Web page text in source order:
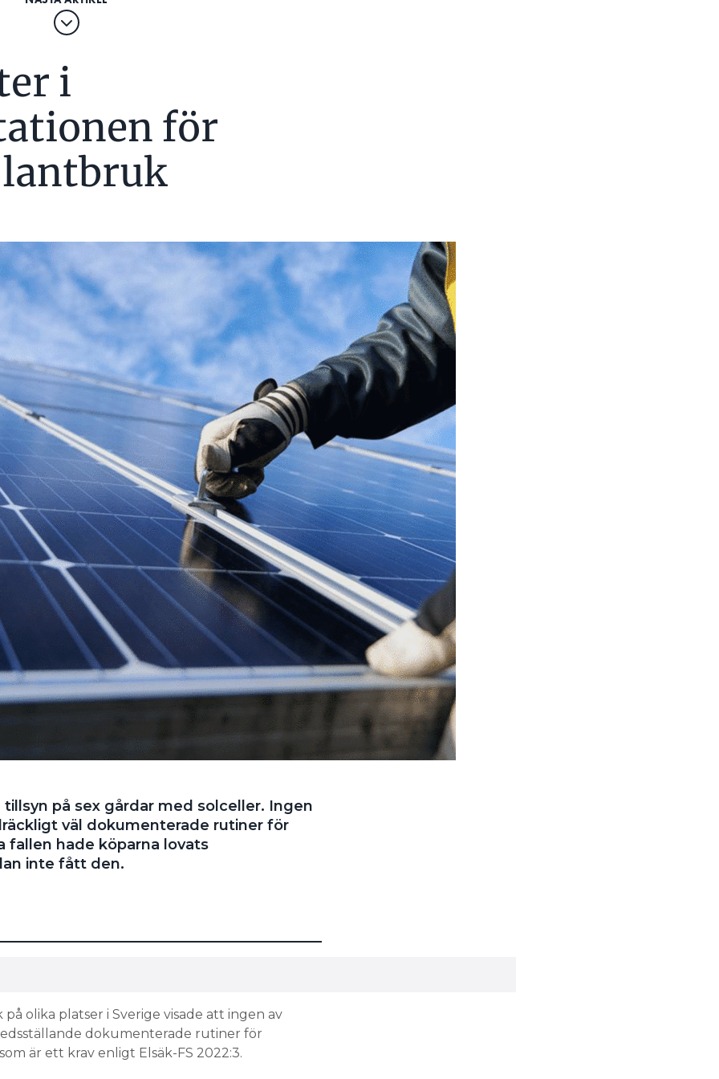
i
för
på sex gårdar med solceller. Ingen
väl dokumenterade rutiner för
fallen hade köparna lovats
inte fått den.
olika platser i Sverige visade att ingen av
dokumenterade rutiner för
är ett krav enligt Elsäk-FS 2022:3.